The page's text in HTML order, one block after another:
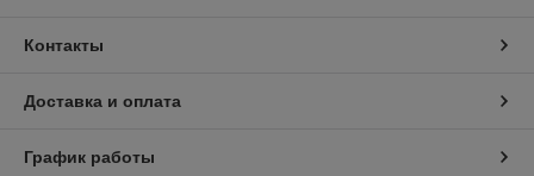
Контакты
Доставка и оплата
График работы